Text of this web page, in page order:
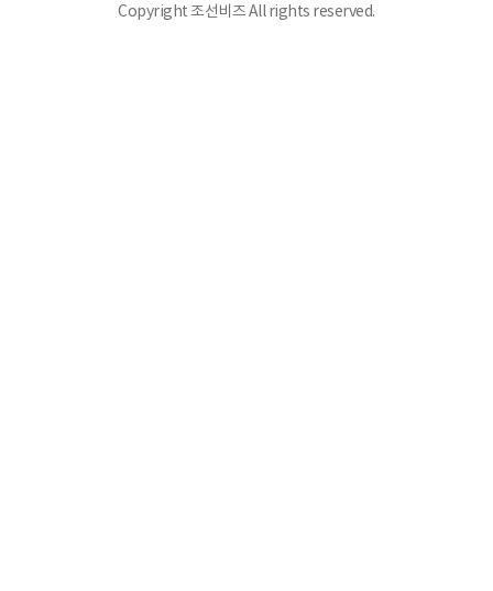
Copyright 조선비즈 All rights reserved.